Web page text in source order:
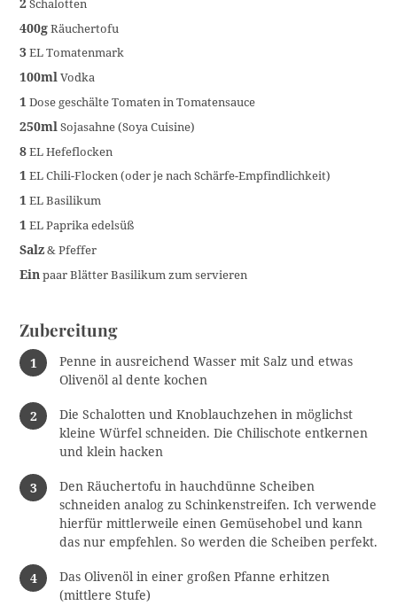
Schalotten
400gRäuchertofu
3 EL Tomatenmark
100mlVodka
1 Dose geschälte Tomaten in Tomatensauce
250mlSojasahne (Soya Cuisine)
8EL Hefeflocken
1 EL Chili-Flocken (oder je nach Schärfe-Empfindlichkeit)
1 EL Basilikum
1 EL Paprika edelsüß
Salz& Pfeffer
Ein paar Blätter Basilikum zum servieren
Zubereitung
Penne in ausreichend Wasser mit Salz und etwas
Olivenöl al dente kochen
Die Schalotten und Knoblauchzehen in möglichst
kleine Würfel schneiden. Die Chilischote entkernen
und klein hacken
Den Räuchertofu in hauchdünne Scheiben
schneiden analog zu Schinkenstreifen. Ich verwende
hierfür mittlerweile einen Gemüsehobel und kann
das nur empfehlen. So werden die Scheiben perfekt.
Das Olivenöl in einer großen Pfanne erhitzen
(mittlere Stufe)